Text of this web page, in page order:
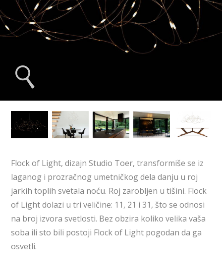
Flock of Light, dizajn Studio Toer, transformiše se iz
laganog i prozračnog umetničkog dela danju u roj
jarkih toplih svetala noću. Roj zarobljen u tišini. Flock
of Light dolazi u tri veličine: 11, 21 i 31, što se odnosi
na broj izvora svetlosti. Bez obzira koliko velika vaša
soba ili sto bili postoji Flock of Light pogodan da ga
osvetli.